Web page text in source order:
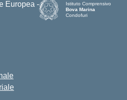
Istituto Comprensivo
Bova Marina
Condofuri